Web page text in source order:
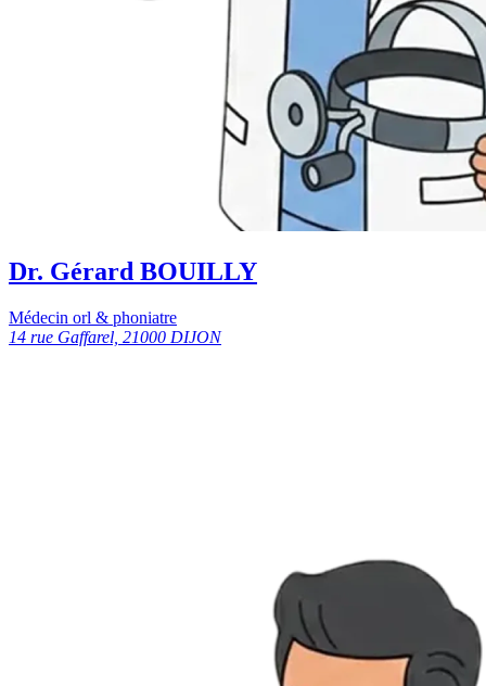
Dr. Gérard BOUILLY
Médecin orl & phoniatre
14 rue Gaffarel, 21000 DIJON